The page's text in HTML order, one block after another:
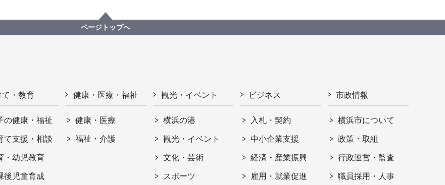
ページトップへ
て・教育
の健康・福祉
て支援・相談
・幼児教育
後児童育成
健康・医療・福祉
健康・医療
福祉・介護
観光・イベント
横浜の港
観光・イベント
文化・芸術
スポーツ
ビジネス
入札・契約
中小企業支援
経済・産業振興
雇用・就業促進
市政情報
横浜市について
政策・取組
行政運営・監査
職員採用・人事